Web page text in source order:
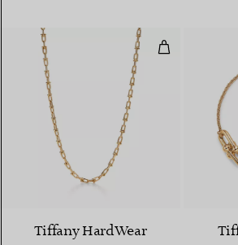
Kleine
Tiffany HardWear